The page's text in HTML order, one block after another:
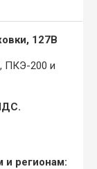
127В
ПКЭ-200 и
и регионам: